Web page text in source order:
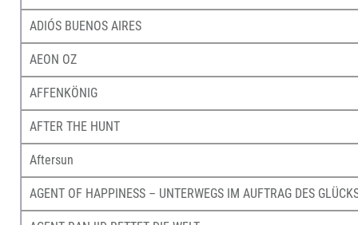
ADIÓS BUENOS AIRES
AEON OZ
AFFENKÖNIG
AFTER THE HUNT
Aftersun
AGENT OF HAPPINESS – UNTERWEGS IM AUFTRAG DES